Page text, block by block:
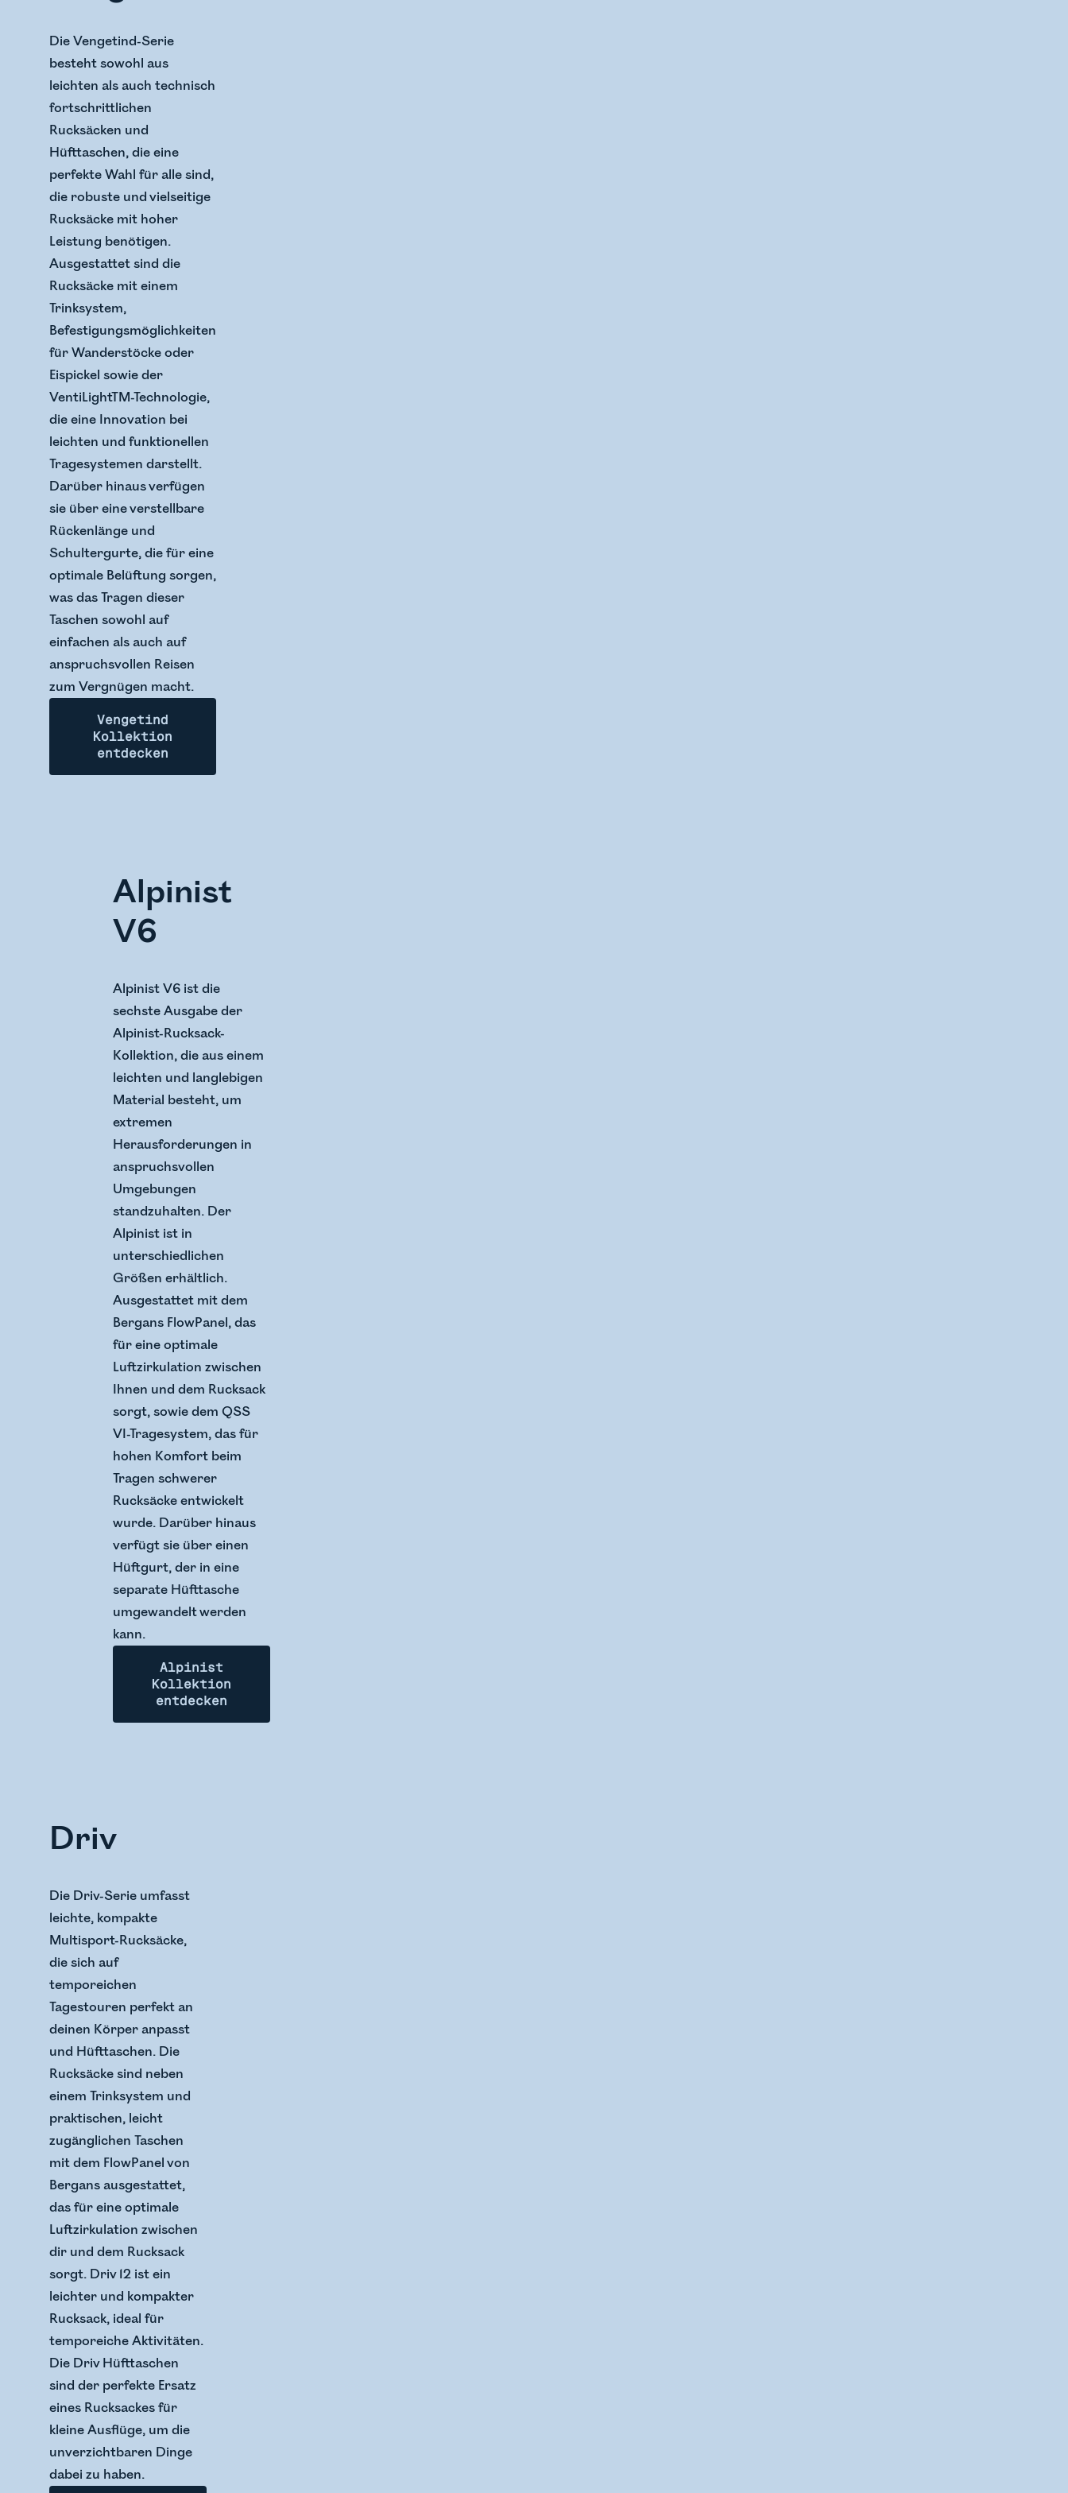
Die Vengetind-Serie
besteht sowohl aus
leichten als auch technisch
fortschrittlichen
Rucksäcken und
Hüfttaschen, die eine
perfekte Wahl für alle sind,
die robuste und vielseitige
Rucksäcke mit hoher
Leistung benötigen.
Ausgestattet sind die
Rucksäcke mit einem
Trinksystem,
Befestigungsmöglichkeiten
für Wanderstöcke oder
Eispickel sowie der
VentiLightTM-Technologie,
die eine Innovation bei
leichten und funktionellen
Tragesystemen darstellt.
Darüber hinaus verfügen
sie über eine verstellbare
Rückenlänge und
Schultergurte, die für eine
optimale Belüftung sorgen,
was das Tragen dieser
Taschen sowohl auf
einfachen als auch auf
anspruchsvollen Reisen
zum Vergnügen macht.
Vengetind
Kollektion
entdecken
Alpinist
V6
Alpinist V6 ist die
sechste Ausgabe der
Alpinist-Rucksack-
Kollektion, die aus einem
leichten und langlebigen
Material besteht, um
extremen
Herausforderungen in
anspruchsvollen
Umgebungen
standzuhalten. Der
Alpinist ist in
unterschiedlichen
Größen erhältlich.
Ausgestattet mit dem
Bergans FlowPanel, das
für eine optimale
Luftzirkulation zwischen
Ihnen und dem Rucksack
sorgt, sowie dem QSS
VI-Tragesystem, das für
hohen Komfort beim
Tragen schwerer
Rucksäcke entwickelt
wurde. Darüber hinaus
verfügt sie über einen
Hüftgurt, der in eine
separate Hüfttasche
umgewandelt werden
kann.
Alpinist
Kollektion
entdecken
Driv
Die Driv-Serie umfasst
leichte, kompakte
Multisport-Rucksäcke,
die sich auf
temporeichen
Tagestouren perfekt an
deinen Körper anpasst
und Hüfttaschen. Die
Rucksäcke sind neben
einem Trinksystem und
praktischen, leicht
zugänglichen Taschen
mit dem FlowPanel von
Bergans ausgestattet,
das für eine optimale
Luftzirkulation zwischen
dir und dem Rucksack
sorgt. Driv 12 ist ein
leichter und kompakter
Rucksack, ideal für
temporeiche Aktivitäten.
Die Driv Hüfttaschen
sind der perfekte Ersatz
eines Rucksackes für
kleine Ausflüge, um die
unverzichtbaren Dinge
dabei zu haben.